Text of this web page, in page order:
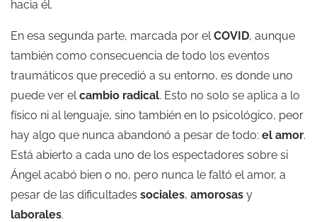
hacia él.
En esa segunda parte, marcada por el COVID, aunque
también como consecuencia de todo los eventos
traumáticos que precedió a su entorno, es donde uno
puede ver el cambio radical. Esto no solo se aplica a lo
físico ni al lenguaje, sino también en lo psicológico, peor
hay algo que nunca abandonó a pesar de todo: el amor.
Está abierto a cada uno de los espectadores sobre si
Ángel acabó bien o no, pero nunca le faltó el amor, a
pesar de las dificultades sociales, amorosas y
laborales.